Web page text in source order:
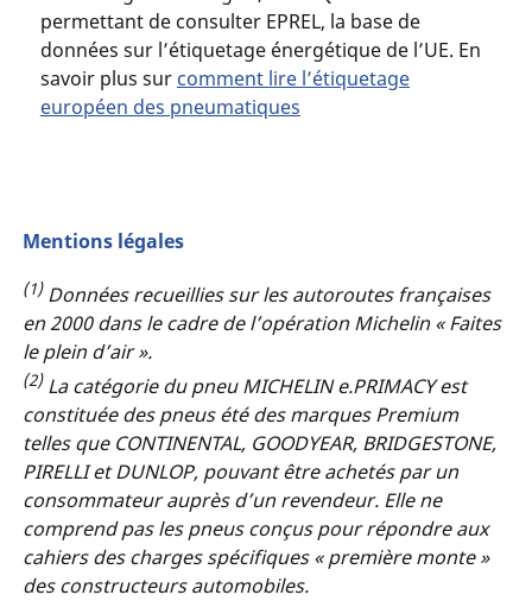
permettant de consulter EPREL, la base de
données sur l’étiquetage énergétique de l’UE. En
savoir plus sur comment lire l’étiquetage
européen des pneumatiques
Mentions légales
(1)Données recueillies sur les autoroutes françaises
en 2000 dans le cadre de l’opération Michelin « Faites
le plein d’air ».
(2)La catégorie du pneu MICHELIN e.PRIMACY est
constituée des pneus été des marques Premium
telles que CONTINENTAL, GOODYEAR, BRIDGESTONE,
PIRELLI et DUNLOP, pouvant être achetés par un
consommateur auprès d’un revendeur. Elle ne
comprend pas les pneus conçus pour répondre aux
cahiers des charges spécifiques « première monte »
des constructeurs automobiles.